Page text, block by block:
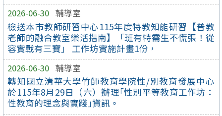
2026-06-30 輔導室
檢送本市教師研習中心115年度特教知能研習【普教
老師的融合教室樂活指南】「班有特需生不慌張！從
容實戰有三寶」 工作坊實施計畫1份，
2026-06-30 輔導室
轉知國立清華大學竹師教育學院性/別教育發展中心
於115年8月29日（六）辦理｢性別平等教育工作坊：
性教育的理念與實踐｣資訊。